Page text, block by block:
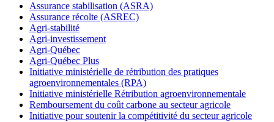
Assurance stabilisation (ASRA)
Assurance récolte (ASREC)
Agri-stabilité
Agri-investissement
Agri-Québec
Agri-Québec Plus
Initiative ministérielle de rétribution des pratiques
agroenvironnementales (RPA)
Initiative ministérielle Rétribution agroenvironnementale
Remboursement du coût carbone au secteur agricole
Initiative pour soutenir la compétitivité du secteur agricole